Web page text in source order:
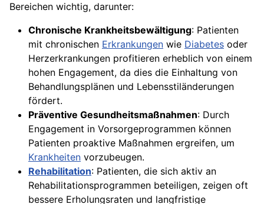
Bereichen wichtig, darunter:
Chronische Krankheitsbewältigung: Patienten
mit chronischen Erkrankungen wie Diabetes oder
Herzerkrankungen profitieren erheblich von einem
hohen Engagement, da dies die Einhaltung von
Behandlungsplänen und Lebensstiländerungen
fördert.
Präventive Gesundheitsmaßnahmen: Durch
Engagement in Vorsorgeprogrammen können
Patienten proaktive Maßnahmen ergreifen, um
Krankheiten vorzubeugen.
Rehabilitation: Patienten, die sich aktiv an
Rehabilitationsprogrammen beteiligen, zeigen oft
bessere Erholungsraten und langfristige